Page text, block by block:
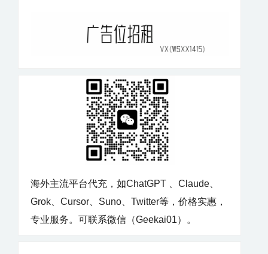
海外主流平台代充，如ChatGPT 、Claude、
Grok、Cursor、Suno、Twitter等，价格实惠，
专业服务。可联系微信（Geekai01）。